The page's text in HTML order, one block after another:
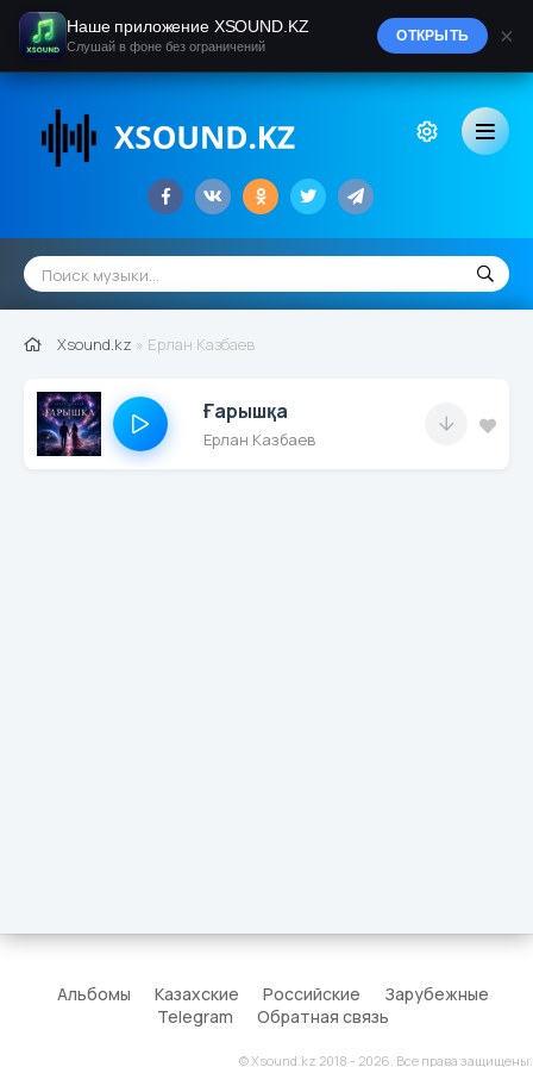
Xsound.kz » Ерлан Казбаев
Ғарышқа
Ерлан Казбаев
Альбомы Казахские Российские
Зарубежные
Telegram
Обратная связь
© Xsound.kz 2018 - 2026. Все права защищены.
Наше приложение XSOUND.KZ
Слушай в фоне без ограничений
ОТКРЫТЬ ×